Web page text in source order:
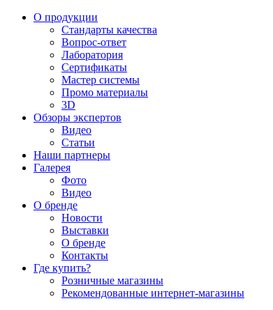
О продукции
Стандарты качества
Вопрос-ответ
Лаборатория
Сертификаты
Мастер системы
Промо материалы
3D
Обзоры экспертов
Видео
Статьи
Наши партнеры
Галерея
Фото
Видео
О бренде
Новости
Выставки
О бренде
Контакты
Где купить?
Розничные магазины
Рекомендованные интернет-магазины